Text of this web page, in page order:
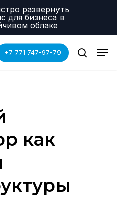
развернуть
для бизнеса в
облаке
+7 771 747-97-79
search
как